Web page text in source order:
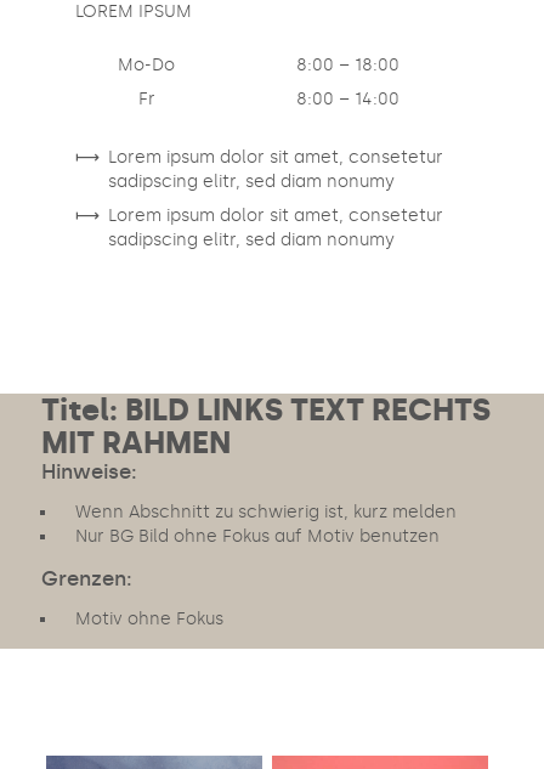
LOREM IPSUM
Mo-Do
8:00 – 18:00
Fr
8:00 – 14:00
⟼ Lorem ipsum dolor sit amet, consetetur
sadipscing elitr, sed diam nonumy
⟼ Lorem ipsum dolor sit amet, consetetur
sadipscing elitr, sed diam nonumy
Titel: BILD LINKS TEXT RECHTS
MIT RAHMEN
Hinweise:
Wenn Abschnitt zu schwierig ist, kurz melden
Nur BG Bild ohne Fokus auf Motiv benutzen
Grenzen:
Motiv ohne Fokus